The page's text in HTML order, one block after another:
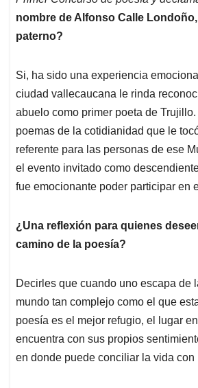
nombre de Alfonso Calle
paterno?
Si, ha sido una experiencia
ciudad vallecaucana le rinda
abuelo como primer poeta de
poemas de la cotidianidad que le
referente para las personas de ese
el evento invitado como
fue emocionante poder participar en
¿Una reflexión para quienes
camino de la poesía?
Decirles que cuando uno escapa de
mundo tan complejo como el que
poesía es el mejor refugio, el lugar
encuentra con sus propios
en donde puede conciliar la vida con